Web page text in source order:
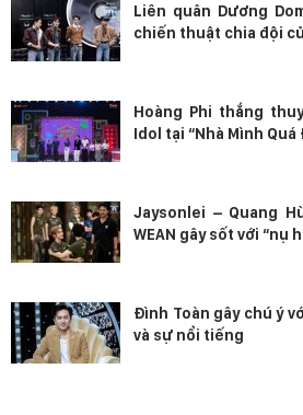
Liên quân Dương
chiến thuật chia đội
Hoàng Phi thắng
Idol tại “Nhà Mình Quá
Jaysonlei – Quang
WEAN gây sốt với “nụ
Đình Toàn gây chú ý
và sự nổi tiếng